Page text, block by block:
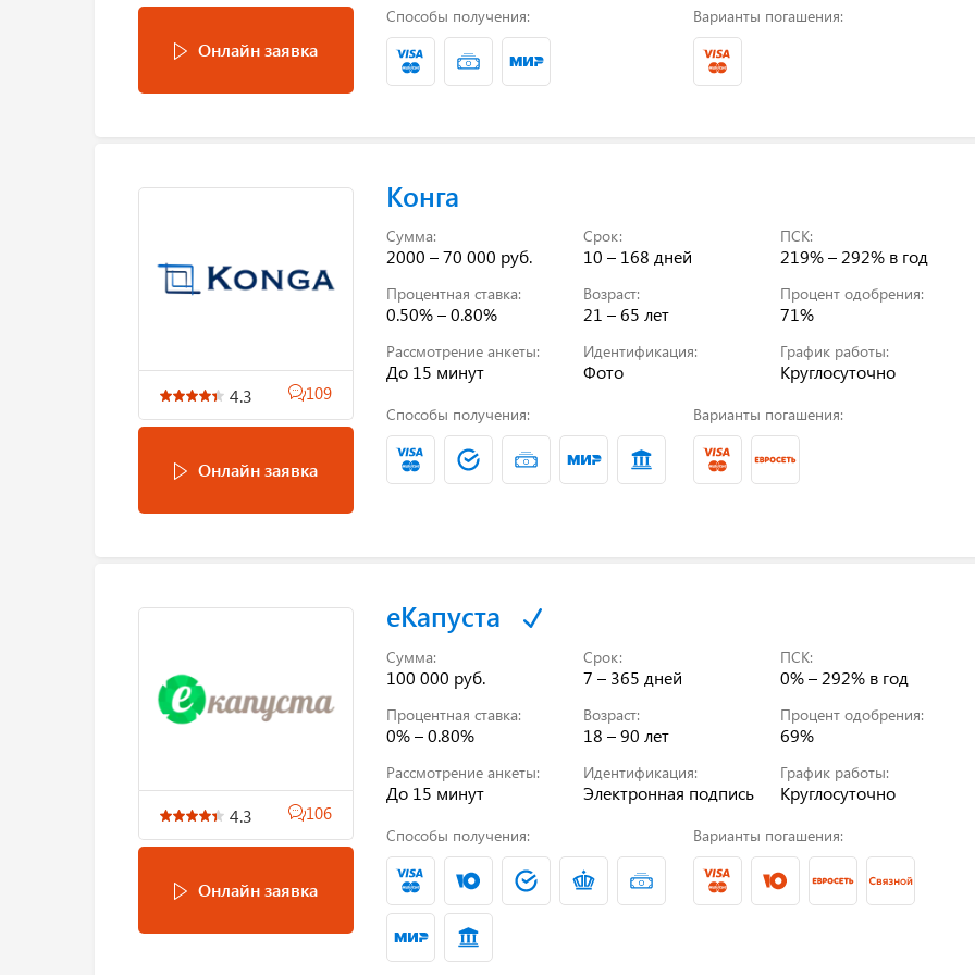
Онлайн заявка
Способы получения: Варианты погашения:
4.3 109
Онлайн заявка
Конга
Сумма:
2000 – 70 000 руб.
Срок:
10 – 168 дней
ПСК:
219% – 292% в год
Процентная ставка:
0.50% – 0.80%
Возраст:
21 – 65 лет
Процент одобрения:
71%
Рассмотрение анкеты:
До 15 минут
Идентификация:
Фото
График работы:
Круглосуточно
Способы получения: Варианты погашения:
4.3 106
Онлайн заявка
еКапуста
Сумма:
100 000 руб.
Срок:
7 – 365 дней
ПСК:
0% – 292% в год
Процентная ставка:
0% – 0.80%
Возраст:
18 – 90 лет
Процент одобрения:
69%
Рассмотрение анкеты:
До 15 минут
Идентификация:
Электронная подпись
График работы:
Круглосуточно
Способы получения: Варианты погашения: